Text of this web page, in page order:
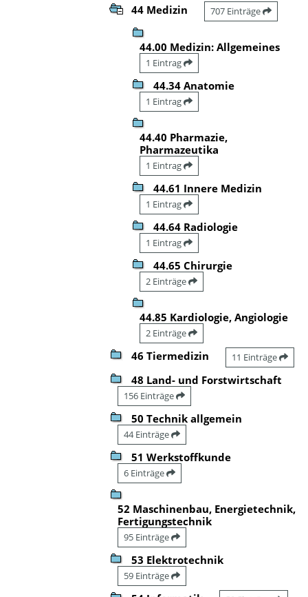
44 Medizin 707 Einträge
44.00 Medizin: Allgemeines
1 Eintrag
44.34 Anatomie
1 Eintrag
44.40 Pharmazie,
Pharmazeutika
1 Eintrag
44.61 Innere Medizin
1 Eintrag
44.64 Radiologie
1 Eintrag
44.65 Chirurgie
2 Einträge
44.85 Kardiologie, Angiologie
2 Einträge
46 Tiermedizin 11 Einträge
48 Land- und Forstwirtschaft
156 Einträge
50 Technik allgemein
44 Einträge
51 Werkstoffkunde
6 Einträge
52 Maschinenbau, Energietechnik,
Fertigungstechnik
95 Einträge
53 Elektrotechnik
59 Einträge